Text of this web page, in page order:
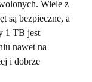
Wiele z
są bezpieczne, a
1 TB jest
nawet na
i dobrze